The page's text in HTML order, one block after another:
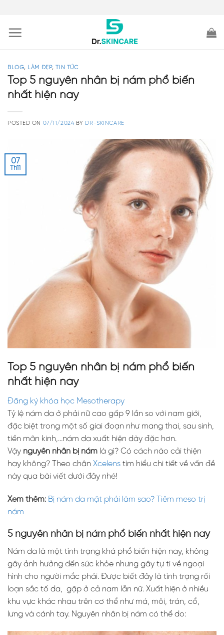
content
BLOG, LÀM ĐẸP,TIN TỨC
Top 5 nguyên nhân bị nám phổ biến
nhất hiện nay
POSTED ON 07/11/2024 BY DR-SKINCARE
07
Th11
Top 5 nguyên nhân bị nám phổ biến
nhất hiện nay
Đăng ký khóa học Mesotherapy
Tỷ lệ nám da ở phải nữ cao gấp 9 lần so với nam giới,
đặc biệt trong một số giai đoạn như mang thai, sau sinh,
tiền mãn kinh,…nám da xuất hiện dày đặc hơn.
Vậy nguyên nhân bị nám là gì? Có cách nào cải thiện
hay không? Theo chân Xcelens tìm hiểu chi tiết về vấn đề
này qua bài viết dưới đây nhé!
Xem thêm: Bị nám da mặt phải làm sao? Tiêm meso trị
nám
5 nguyên nhân bị nám phổ biến nhất hiện nay
Nám da là một tình trạng khá phổ biến hiện nay, không
gây ảnh hưởng đến sức khỏe nhưng gây tự ti về ngoại
hình cho người mắc phải. Được biết đây là tình trạng rối
loạn sắc tố da, gặp ở cả nam lẫn nữ. Xuất hiện ở nhiều
khu vực khác nhau trên cơ thể như má, môi, trán, cổ,
lưng và cánh tay. Nguyên nhân bị nám có thể do: